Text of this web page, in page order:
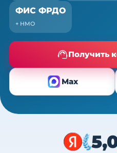
ФИС ФРДО
+ НМО
Получить
Max